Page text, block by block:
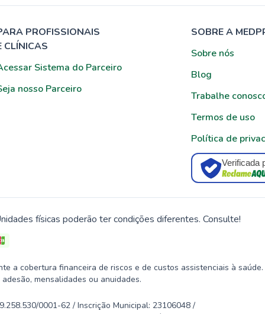
PROFISSIONAIS
CLÍNICAS
Sistema do Parceiro
nosso Parceiro
SOBRE A
Sobre nós
Blog
Trabalhe
Termos de uso
Política de
Verificada
físicas poderão ter condições diferentes. Consulte!
a cobertura financeira de riscos e de custos assistenciais à saúde.
mensalidades ou anuidades.
0001-62 / Inscrição Municipal: 23106048 /